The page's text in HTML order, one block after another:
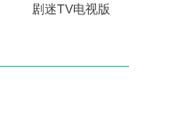
剧迷TV电视版